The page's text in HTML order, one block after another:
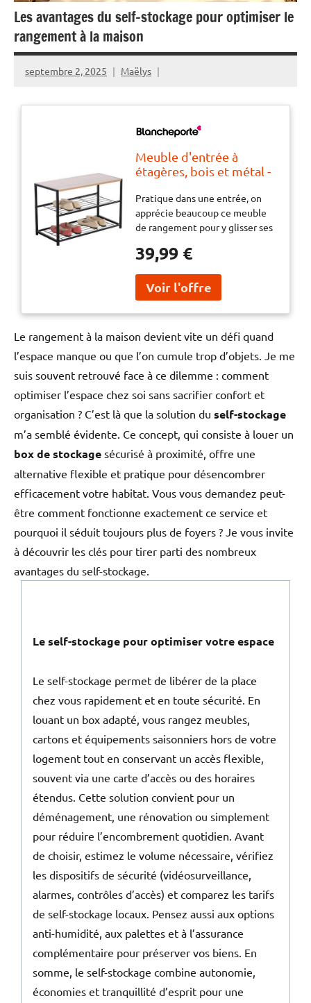
Les avantages du self-stockage pour optimiser le
rangement à la maison
septembre 2, 2025 Maëlys
Meuble d'entrée à
étagères, bois et métal -
dans une entrée, on
apprécie beaucoup ce
meuble de rangement
pour y glisser ses
chaussures en rentrant
chez soi ! Ajoutez-y de
jolis paniers en rotin
pour optimiser votre
rangement. Avec s
Pratique dans une entrée, on
apprécie beaucoup ce meuble
de rangement pour y glisser ses
! Ajoutez-y de jolis paniers en
rangement. Avec son style ultra
contemporain en bois et métal,
ce meuble trouvera sa place
intérieur bien ordonné.
39,99 €
Le rangement à la maison devient vite un défi quand
l’espace manque ou que l’on cumule trop d’objets. Je me
suis souvent retrouvé face à ce dilemme : comment
optimiser l’espace chez soi sans sacrifier confort et
organisation ? C’est là que la solution du self-stockage
m’a semblé évidente. Ce concept, qui consiste à louer un
box de stockage sécurisé à proximité, offre une
alternative flexible et pratique pour désencombrer
efficacement votre habitat. Vous vous demandez peut-
être comment fonctionne exactement ce service et
pourquoi il séduit toujours plus de foyers ? Je vous invite
à découvrir les clés pour tirer parti des nombreux
avantages du self-stockage.
Le self-stockage pour optimiser votre espace
Le self-stockage permet de libérer de la place
chez vous rapidement et en toute sécurité. En
louant un box adapté, vous rangez meubles,
cartons et équipements saisonniers hors de votre
logement tout en conservant un accès flexible,
souvent via une carte d’accès ou des horaires
étendus. Cette solution convient pour un
déménagement, une rénovation ou simplement
pour réduire l’encombrement quotidien. Avant
de choisir, estimez le volume nécessaire, vérifiez
les dispositifs de sécurité (vidéosurveillance,
alarmes, contrôles d’accès) et comparez les tarifs
de self-stockage locaux. Pensez aussi aux options
anti-humidité, aux palettes et à l’assurance
complémentaire pour préserver vos biens. En
somme, le self-stockage combine autonomie,
économies et tranquillité d’esprit pour une